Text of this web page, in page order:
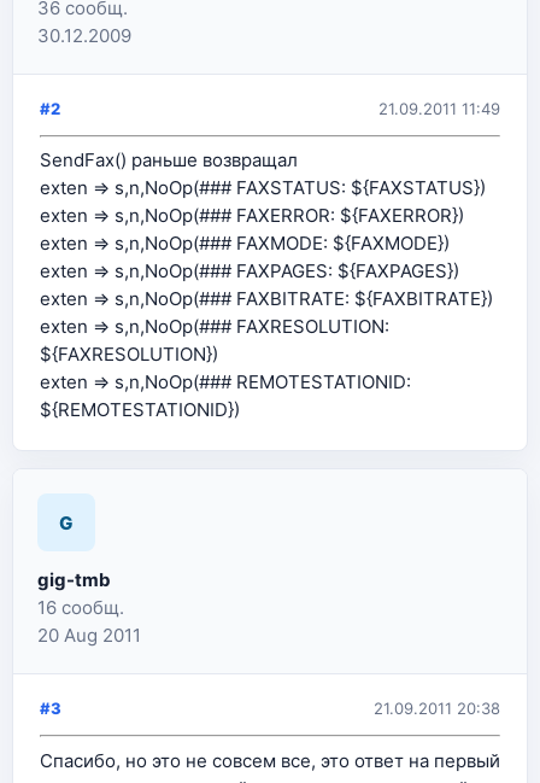
36 сообщ.
30.12.2009
#2 21.09.2011 11:49
SendFax() раньше возвращал
exten => s,n,NoOp(### FAXSTATUS: ${FAXSTATUS})
exten => s,n,NoOp(### FAXERROR: ${FAXERROR})
exten => s,n,NoOp(### FAXMODE: ${FAXMODE})
exten => s,n,NoOp(### FAXPAGES: ${FAXPAGES})
exten => s,n,NoOp(### FAXBITRATE: ${FAXBITRATE})
exten => s,n,NoOp(### FAXRESOLUTION:
${FAXRESOLUTION})
exten => s,n,NoOp(### REMOTESTATIONID:
${REMOTESTATIONID})
G
gig-tmb
16 сообщ.
20 Aug 2011
#3 21.09.2011 20:38
Спасибо, но это не совсем все, это ответ на первый